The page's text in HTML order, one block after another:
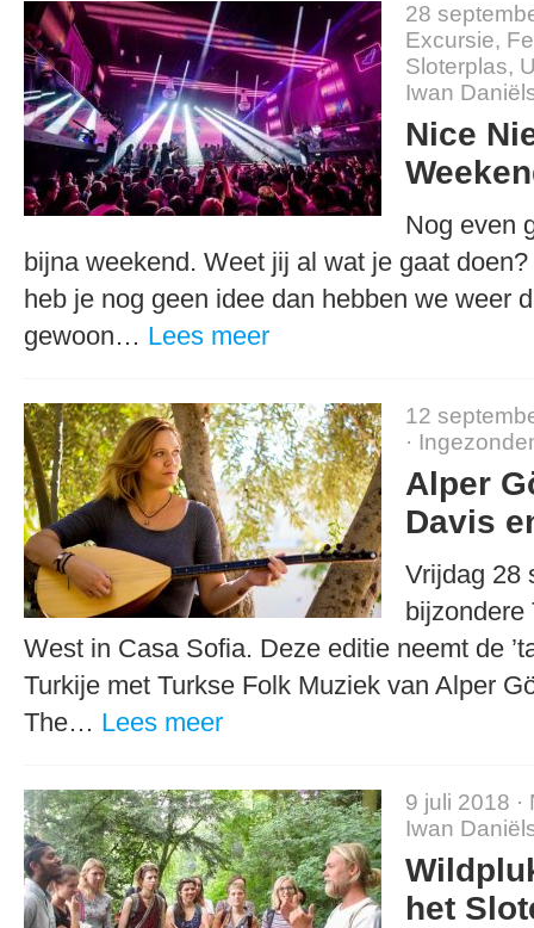
28
Excursie,
Sloterplas,
Iwan
Nice
Nog even
bijna weekend. Weet jij al wat je gaat
heb je nog geen idee dan hebben we weer
gewoon… Lees meer
12
·
Alper
Davis
Vrijdag 28
bijzondere
West in Casa Sofia. Deze editie neemt de
Turkije met Turkse Folk Muziek van Alper
The… Lees meer
9 juli 2018 ·
Iwan
het